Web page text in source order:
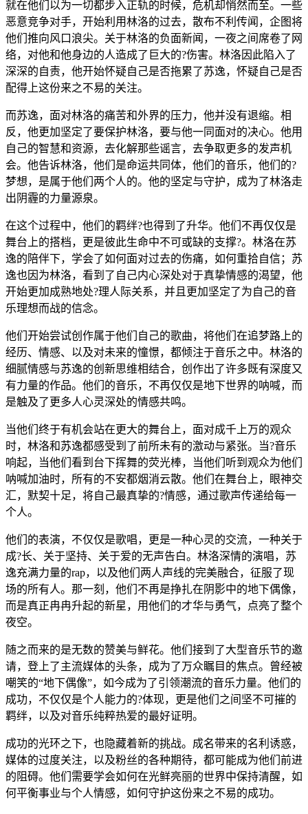
就在他们以为一切都步入正轨的时候，危机却悄然而至。一些
恶意竞争对手，开始利用林洛的过去，散布不利传闻，企图将
他们推向风口浪尖。关于林洛的负面新闻，一夜之间席卷了网
络，对他和他身边的人造成了巨大的?伤害。林洛因此陷入了
深深的自责，他开始怀疑自己是否拖累了苏逸，怀疑自己是否
配得上这份来之不易的关注。
而苏逸，面对林洛的痛苦和外界的压力，他并没有退缩。相
反，他更加坚定了要保护林洛，要与他一同面对的决心。他用
自己的智慧和资源，去化解那些谣言，去争取更多的发声机
会。他告诉林洛，他们是命运共同体，他们的音乐，他们的?
梦想，是属于他们两个人的。他的坚定与守护，成为了林洛走
出阴霾的力量源泉。
在这个过程中，他们的羁绊?也得到了升华。他们不再仅仅是
舞台上的搭档，更是彼此生命中不可或缺的支撑?。林洛在苏
逸的陪伴下，学会了如何面对过去的伤痛，如何重拾自信；苏
逸也因为林洛，看到了自己内心深处对于真挚情感的渴望，他
开始更加成熟地处?理人际关系，并且更加坚定了为自己的音
乐理想而战的信念。
他们开始尝试创作属于他们自己的歌曲，将他们在追梦路上的
经历、情感、以及对未来的憧憬，都倾注于音乐之中。林洛的
细腻情感与苏逸的创新思维相结合，创作出了许多既有深度又
有力量的作品。他们的音乐，不再仅仅是地下世界的呐喊，而
是触及了更多人心灵深处的情感共鸣。
当他们终于有机会站在更大的舞台上，面对成千上万的观众
时，林洛和苏逸都感受到了前所未有的激动与紧张。当?音乐
响起，当他们看到台下挥舞的荧光棒，当他们听到观众为他们
呐喊加油时，所有的不安都烟消云散。他们在舞台上，眼神交
汇，默契十足，将自己最真挚的?情感，通过歌声传递给每一
个人。
他们的表演，不仅仅是歌唱，更是一种心灵的交流，一种关于
成?长、关于坚持、关于爱的无声告白。林洛深情的演唱，苏
逸充满力量的rap，以及他们两人声线的完美融合，征服了现
场的所有人。那一刻，他们不再是挣扎在阴影中的地下偶像，
而是真正冉冉升起的新星，用他们的才华与勇气，点亮了整个
夜空。
随之而来的是无数的赞美与鲜花。他们接到了大型音乐节的邀
请，登上了主流媒体的头条，成为了万众瞩目的焦点。曾经被
嘲笑的“地下偶像”，如今成为了引领潮流的音乐力量。他们的
成功，不仅仅是个人能力的?体现，更是他们之间坚不可摧的
羁绊，以及对音乐纯粹热爱的最好证明。
成功的光环之下，也隐藏着新的挑战。成名带来的名利诱惑，
媒体的过度关注，以及粉丝的各种期待，都可能成为他们前进
的阻碍。他们需要学会如何在光鲜亮丽的世界中保持清醒，如
何平衡事业与个人情感，如何守护这份来之不易的成功。